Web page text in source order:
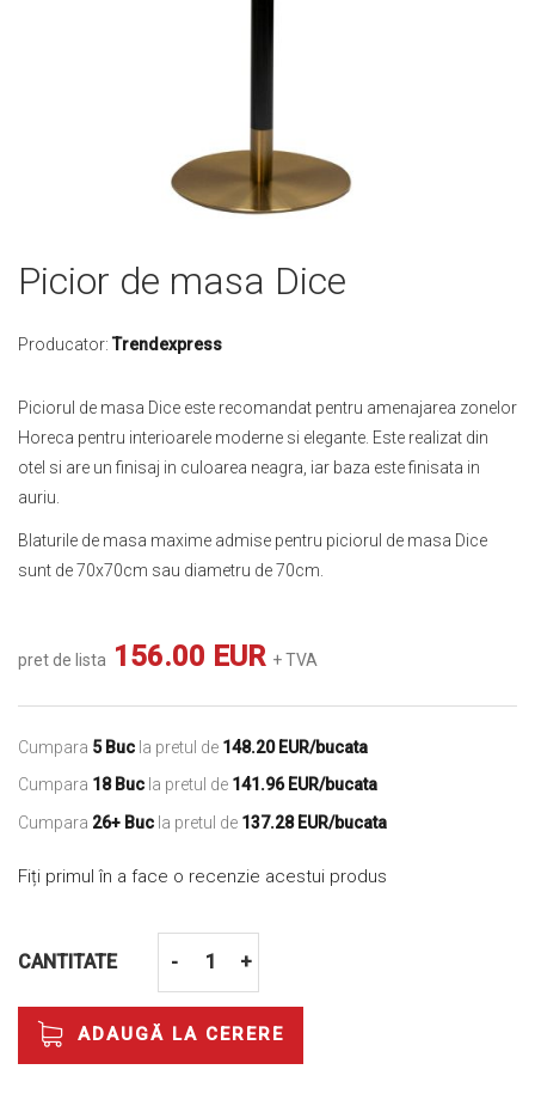
Picior de masa Dice
Producator: Trendexpress
Piciorul de masa Dice este recomandat pentru amenajarea zonelor
Horeca pentru interioarele moderne si elegante. Este realizat din
otel si are un finisaj in culoarea neagra, iar baza este finisata in
auriu.
Blaturile de masa maxime admise pentru piciorul de masa Dice
sunt de 70x70cm sau diametru de 70cm.
pret de lista 156.00 EUR + TVA
Cumpara 5 Buc la pretul de 148.20 EUR/bucata
Cumpara 18 Buc la pretul de 141.96 EUR/bucata
Cumpara 26+ Buc la pretul de 137.28 EUR/bucata
Fiți primul în a face o recenzie acestui produs
CANTITATE - +
ADAUGĂ LA CERERE
Skip
to
beginning
images
gallery